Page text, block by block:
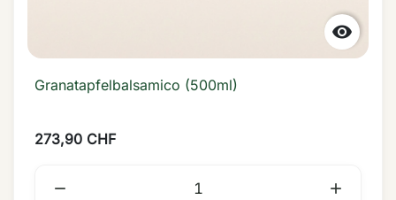

Granatapfelbalsamico (500ml)
273,90 CHF
 